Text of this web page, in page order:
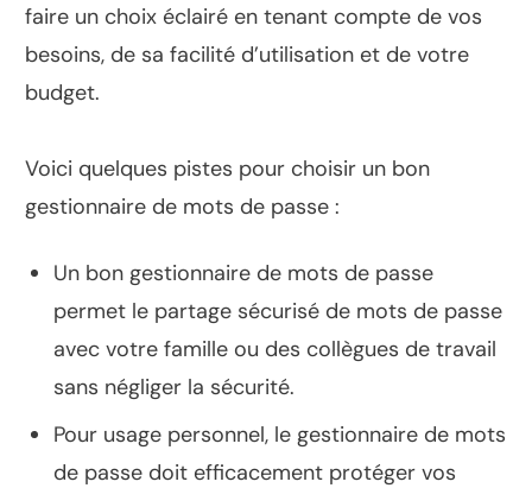
faire un choix éclairé en tenant compte de vos
besoins, de sa facilité d’utilisation et de votre
budget.
Voici quelques pistes pour choisir un bon
gestionnaire de mots de passe :
Un bon gestionnaire de mots de passe
permet le partage sécurisé de mots de passe
avec votre famille ou des collègues de travail
sans négliger la sécurité.
Pour usage personnel, le gestionnaire de mots
de passe doit efficacement protéger vos